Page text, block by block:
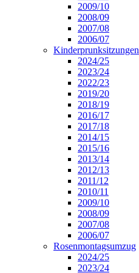
2009/10
2008/09
2007/08
2006/07
Kinderprunksitzungen
2024/25
2023/24
2022/23
2019/20
2018/19
2016/17
2017/18
2014/15
2015/16
2013/14
2012/13
2011/12
2010/11
2009/10
2008/09
2007/08
2006/07
Rosenmontagsumzug
2024/25
2023/24